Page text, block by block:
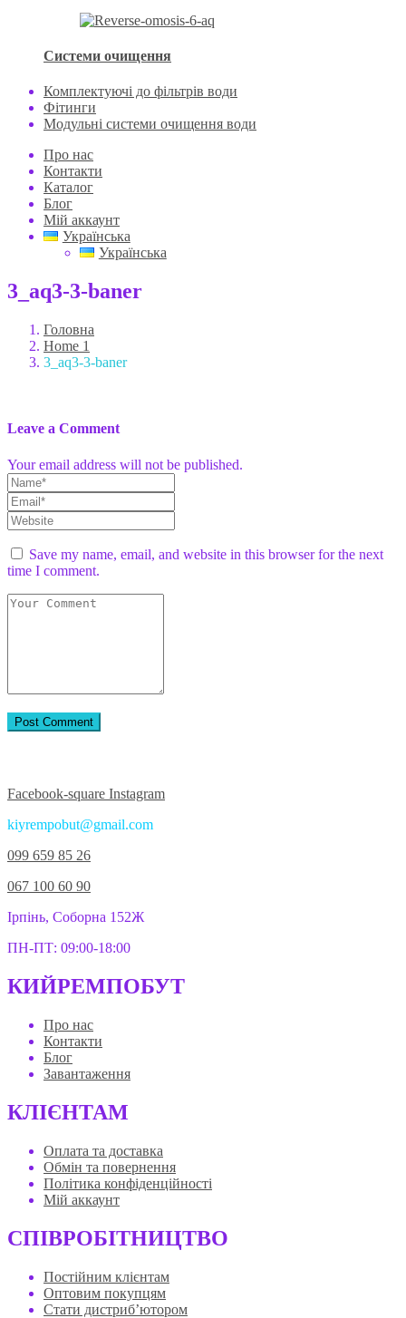
Системи очищення
Комплектуючі до фільтрів води
Фітинги
Модульні системи очищення води
Про нас
Контакти
Каталог
Блог
Мій аккаунт
Українська
Українська
3_aq3-3-baner
Головна
Home 1
3_aq3-3-baner
Leave a Comment
Your email address will not be published.
Save my name, email, and website in this browser for the next
time I comment.
Facebook-square Instagram
kiyrempobut@gmail.com
099 659 85 26
067 100 60 90
Ірпінь, Соборна 152Ж
ПН-ПТ: 09:00-18:00
КИЙРЕМПОБУТ
Про нас
Контакти
Блог
Завантаження
КЛІЄНТАМ
Оплата та доставка
Обмін та повернення
Політика конфіденційності
Мій аккаунт
СПІВРОБІТНИЦТВО
Постійним клієнтам
Оптовим покупцям
Стати дистриб’ютором